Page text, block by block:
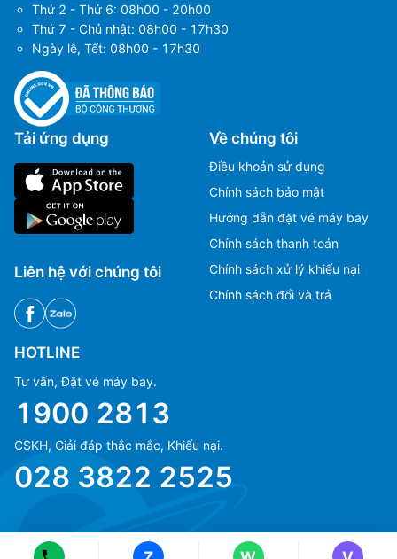
Thứ 2 - Thứ 6: 08h00 - 20h00
Thứ 7 - Chủ nhật: 08h00 - 17h30
Ngày lễ, Tết: 08h00 - 17h30
Tải ứng dụng
Liên hệ với chúng tôi
Về chúng tôi
Điều khoản sử dụng
Chính sách bảo mật
Hướng dẫn đặt vé máy bay
Chính sách thanh toán
Chính sách xử lý khiếu nại
Chính sách đổi và trả
HOTLINE
Tư vấn, Đặt vé máy bay.
1900 2813
CSKH, Giải đáp thắc mắc, Khiếu nại.
028 3822 2525
(+84) 70 854 1213